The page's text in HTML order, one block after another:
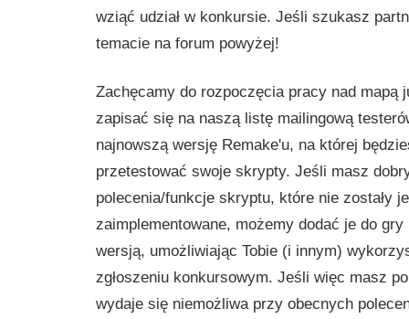
wziąć udział w konkursie. Jeśli szukasz
temacie na forum powyżej!
Zachęcamy do rozpoczęcia pracy nad mapą
zapisać się na naszą listę mailingową
najnowszą wersję Remake'u, na której
przetestować swoje skrypty. Jeśli masz
polecenia/funkcje skryptu, które nie zostały
zaimplementowane, możemy dodać je do gry
wersją, umożliwiając Tobie (i innym)
zgłoszeniu konkursowym. Jeśli więc masz
wydaje się niemożliwa przy obecnych